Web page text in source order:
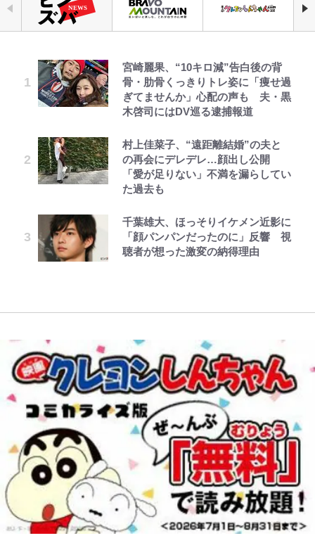
宮崎麗果、“10キロ減”告白後の背
骨・肋骨くっきりトレ姿に「痩せ過
ぎてませんか」心配の声も 夫・黒
木啓司にはDV巡る逮捕報道
村上佳菜子、“遠距離結婚”の夫と
の再会にデレデレ…顔出し公開
「愛が足りない」不満を漏らしてい
た過去も
千葉雄大、ほっそりイケメン近影に
「顔パンパンだったのに」反響 視
聴者が想った激変の納得理由
【知ってる？「日本本土四極踏破証
明書」】広島から本州4島の最南端
へ「ドライブがてら行ってみた」意
外な結果！「車中泊レポート」
荒々しい「火山帯」の一端にいるこ
とを体感！ 登頂約10分でも大迫力
「吾妻小富士」火口を1周する「1
時間半ハイキング」パノラマ絶景レ
青く美しい「幸せのブルービー」の
正体とは？ 身近な場所で見つける
えびめしの流儀
でっかい男になりたいゾ
空の轍と大地の雲と 第1回
レビュー『仮面家族』悠木シュン・
公式-ヒロインが来る前に妊娠しま
した~詰んだはずの悪役令嬢です
が、どうやら違うようです~ 第1話
で、もふもふ従者(聖獣)とおにぎり
を握る 第53話(1)
公式-おっさん底辺治癒士と愛娘の
覚醒して、英雄へ成り上がる~ 第82
話(1)
｢最後の1枚…ワルぃゎ〜｣鈴木優磨
が激勝翌日に写真12枚投稿→渾身
の“煽りショット”に興奮！｢最後の
1枚までの壮大なフリ｣｢知念くんの
｢なんじゃこりゃあああ！｣本田圭
佑の古巣ミラン、漆黒×蛍光レッド
の超絶クールな新サードユニに世界
ゃかっけえわ｣
｢知念さんを煽ってたのと同じ
儀正しいイケメンやな」
錦織一清の写真集はなぜ私服なの
か…高級ブランドをやめ等身大の自
分を表現する現在「ちゃんとおじい
ちゃんに」
「のりの芝居は観たいと」藤原紀香
が明かす夫・片岡愛之助との関係
性…互いに一番のお客さんで刺激を
もらう存在
藤原紀香が23年間続けるボランテ
ィア活動の原動力は…「偽善者だ」
との声も跳ね返す“誰かの役に立ち
「見るんじゃなかった」怪奇に心
霊、未確認生命体まで…昭和キッズ
を震え上がらせた「恐怖のテレビ番
組」
「自分の絵ごと、このジャンルはそ
ろそろ終わりかな」江口寿史が炎上
を経て樋口毅宏に語ったこと
約がスタート！“春高”を見事表現
した三段重にファン感激「エモすぎ
る」